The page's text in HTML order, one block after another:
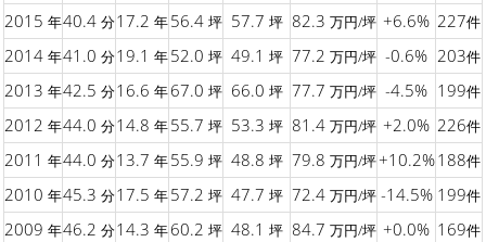
2015 年40.4 分17.2 年56.4 坪 57.7 坪 82.3 万円/坪 +6.6% 227件
2014 年41.0 分19.1 年52.0 坪 49.1 坪 77.2 万円/坪 -0.6% 203件
2013 年42.5 分16.6 年67.0 坪 66.0 坪 77.7 万円/坪 -4.5% 199件
2012 年44.0 分14.8 年55.7 坪 53.3 坪 81.4 万円/坪 +2.0% 226件
2011 年44.0 分13.7 年55.9 坪 48.8 坪 79.8 万円/坪+10.2%188件
2010 年45.3 分17.5 年57.2 坪 47.7 坪 72.4 万円/坪 -14.5% 199件
2009 年46.2 分14.3 年60.2 坪 48.1 坪 84.7 万円/坪 +0.0% 169件